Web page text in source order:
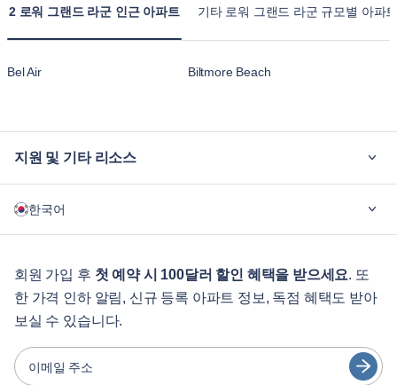
2 로워 그랜드 라군 인근 아파트 기타 로워 그랜드 라군 규모별 아파
Bel Air Biltmore Beach
지원 및 기타 리소스
기업용
게스트 서비스
도시 가이드
파트너
한국어
English
Português
Español
회원 가입 후 첫 예약 시 100달러 할인 혜택을 받으세요. 또
한 가격 인하 알림, 신규 등록 아파트 정보, 독점 혜택도 받아
보실 수 있습니다.
이메일 주소